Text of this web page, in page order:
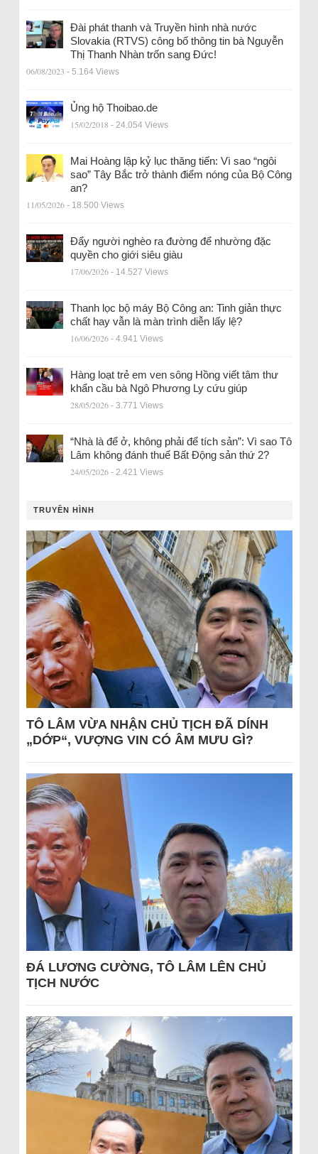
Đài phát thanh và Truyền hình nhà nước
Slovakia (RTVS) công bố thông tin bà Nguyễn
Thị Thanh Nhàn trốn sang Đức!
06/08/2023 - 5.164 Views
Ủng hộ Thoibao.de
15/02/2018 - 24.054 Views
Mai Hoàng lập kỷ lục thăng tiến: Vì sao “ngôi
sao” Tây Bắc trở thành điểm nóng của Bộ Công
an?
11/05/2026 - 18.500 Views
Đẩy người nghèo ra đường để nhường đặc
quyền cho giới siêu giàu
17/06/2026 - 14.527 Views
Thanh lọc bộ máy Bộ Công an: Tinh giản thực
chất hay vẫn là màn trình diễn lấy lệ?
16/06/2026 - 4.941 Views
Hàng loạt trẻ em ven sông Hồng viết tâm thư
khẩn cầu bà Ngô Phương Ly cứu giúp
28/05/2026 - 3.771 Views
“Nhà là để ở, không phải để tích sản”: Vì sao Tô
Lâm không đánh thuế Bất Động sản thứ 2?
24/05/2026 - 2.421 Views
TRUYỀN HÌNH
TÔ LÂM VỪA NHẬN CHỦ TỊCH ĐÃ DÍNH
„DỚP“, VƯỢNG VIN CÓ ÂM MƯU GÌ?
ĐÁ LƯƠNG CƯỜNG, TÔ LÂM LÊN CHỦ
TỊCH NƯỚC